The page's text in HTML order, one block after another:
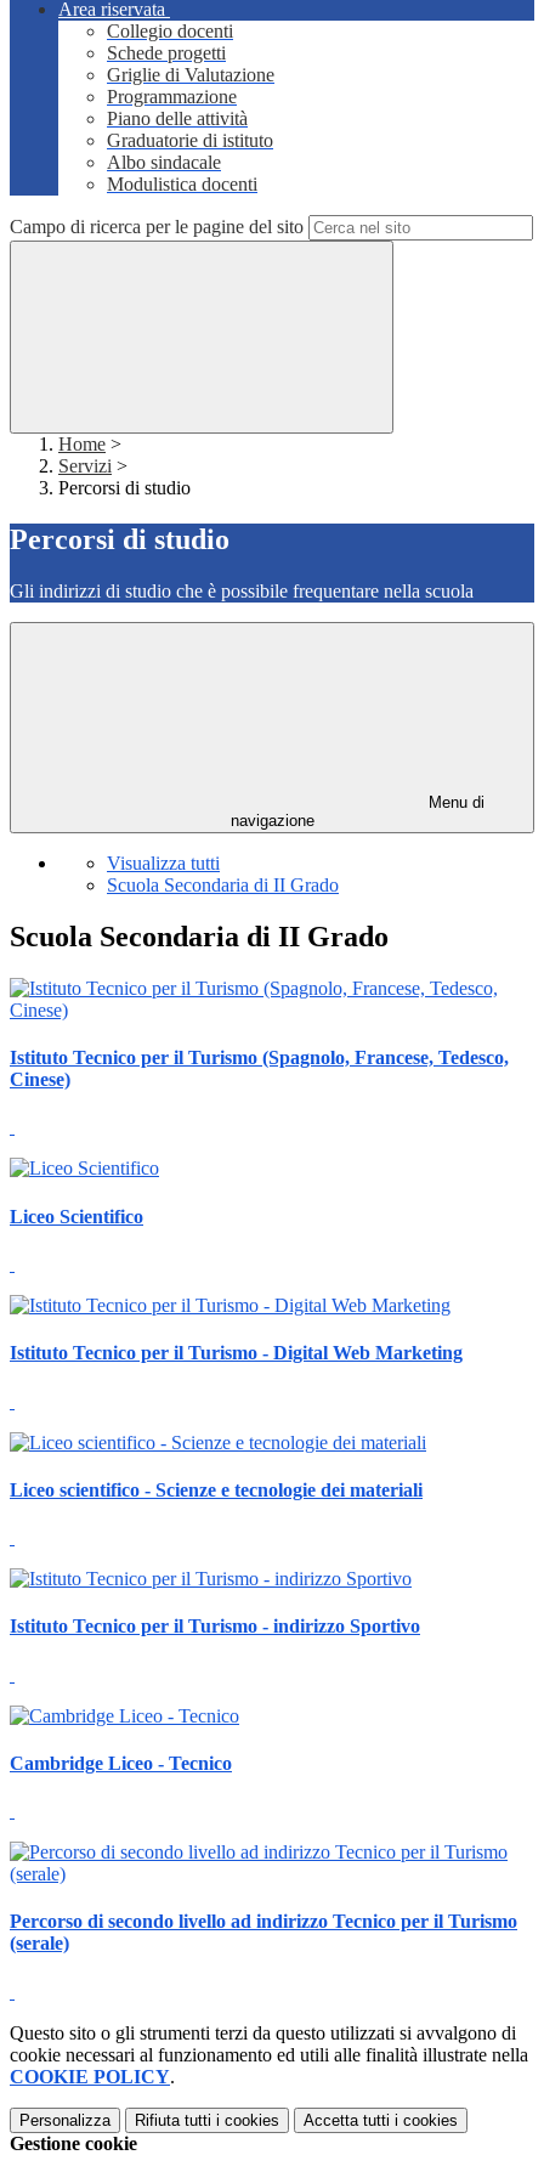
Area riservata
Collegio docenti
Schede progetti
Griglie di Valutazione
Programmazione
Piano delle attività
Graduatorie di istituto
Albo sindacale
Modulistica docenti
Campo di ricerca per le pagine del sito
Home >
Servizi >
Percorsi di studio
Percorsi di studio
Gli indirizzi di studio che è possibile frequentare nella scuola
Menu di
navigazione
Visualizza tutti
Scuola Secondaria di II Grado
Scuola Secondaria di II Grado
Istituto Tecnico per il Turismo (Spagnolo, Francese, Tedesco,
Cinese)
Liceo Scientifico
Istituto Tecnico per il Turismo - Digital Web Marketing
Liceo scientifico - Scienze e tecnologie dei materiali
Istituto Tecnico per il Turismo - indirizzo Sportivo
Cambridge Liceo - Tecnico
Percorso di secondo livello ad indirizzo Tecnico per il Turismo
(serale)
Questo sito o gli strumenti terzi da questo utilizzati si avvalgono di
cookie necessari al funzionamento ed utili alle finalità illustrate nella
COOKIE POLICY.
Personalizza Rifiuta tutti i cookies Accetta tutti i cookies
Gestione cookie